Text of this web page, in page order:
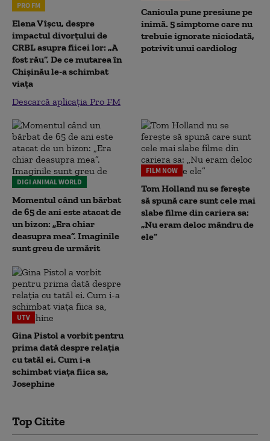
PRO FM
Elena Vîșcu, despre
impactul divorțului de
CRBL asupra fiicei lor: „A
fost rău”. De ce mutarea în
Chișinău le-a schimbat
viața
Descarcă aplicația Pro FM
Canicula pune presiune pe
inimă. 5 simptome care nu
trebuie ignorate niciodată,
potrivit unui cardiolog
DIGI ANIMAL WORLD
Momentul când un bărbat
de 65 de ani este atacat de
un bizon: „Era chiar
deasupra mea”. Imaginile
sunt greu de urmărit
FILM NOW
Tom Holland nu se ferește
să spună care sunt cele mai
slabe filme din cariera sa:
„Nu eram deloc mândru de
ele”
UTV
Gina Pistol a vorbit pentru
prima dată despre relația
cu tatăl ei. Cum i-a
schimbat viața fiica sa,
Josephine
Top Citite